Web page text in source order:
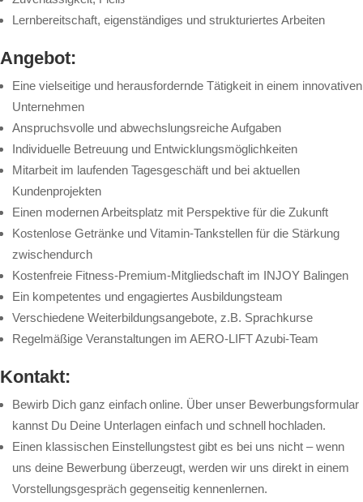
Lernbereitschaft, eigenständiges und strukturiertes Arbeiten
Angebot:
Eine vielseitige und herausfordernde Tätigkeit in einem innovativen
Unternehmen
Anspruchsvolle und abwechslungsreiche Aufgaben
Individuelle Betreuung und Entwicklungsmöglichkeiten
Mitarbeit im laufenden Tagesgeschäft und bei aktuellen
Kundenprojekten
Einen modernen Arbeitsplatz mit Perspektive für die Zukunft
Kostenlose Getränke und Vitamin-Tankstellen für die Stärkung
zwischendurch
Kostenfreie Fitness-Premium-Mitgliedschaft im INJOY Balingen
Ein kompetentes und engagiertes Ausbildungsteam
Verschiedene Weiterbildungsangebote, z.B. Sprachkurse
Regelmäßige Veranstaltungen im AERO-LIFT Azubi-Team
Kontakt:
Bewirb Dich ganz einfach online. Über unser Bewerbungsformular
kannst Du Deine Unterlagen einfach und schnell hochladen.
Einen klassischen Einstellungstest gibt es bei uns nicht – wenn
uns deine Bewerbung überzeugt, werden wir uns direkt in einem
Vorstellungsgespräch gegenseitig kennenlernen.